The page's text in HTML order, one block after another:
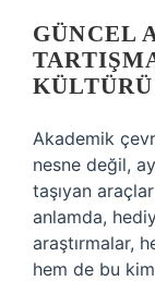
GÜNCEL
KÜLTÜRÜ
Akademik
nesne değil,
taşıyan
anlamda,
araştırmalar,
hem de bu